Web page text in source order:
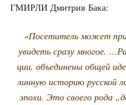
ГМИРЛИ Дмит­рия Бака:
«Посе­ти­тель может
уви­деть сра­зу мно­гое.
ции, объ­еди­не­ны общей
лин­ную исто­рию рус­ской
эпо­хи. Это сво­е­го рода